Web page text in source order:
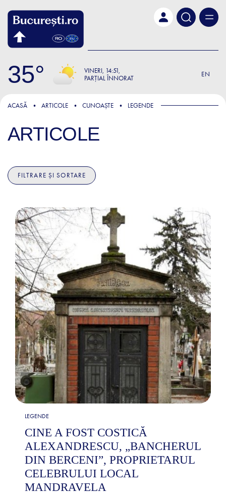
35 VINERI 14:51
PARȚIAL ÎNNORAT
EN
ACASĂ ARTICOLE CUNOAȘTE LEGENDE
ARTICOLE
FILTRARE ȘI SORTARE
LEGENDE
CINE A FOST COSTICĂ
ALEXANDRESCU, „BANCHERUL
DIN BERCENI”, PROPRIETARUL
CELEBRULUI LOCAL
MANDRAVELA